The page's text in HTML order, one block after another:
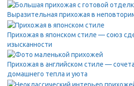
Выразительная прихожая в
Прихожая в японском стиле — союз
изысканности
Прихожая в английском стиле —
домашнего тепла и уюта